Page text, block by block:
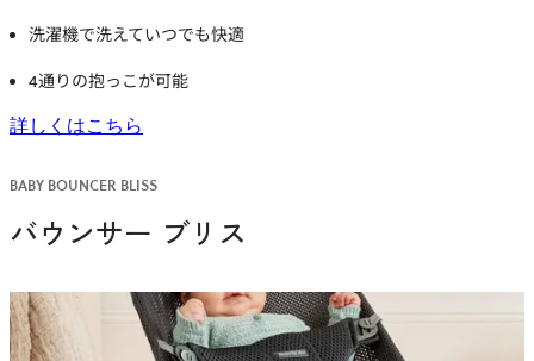
洗濯機で洗えていつでも快適
4通りの抱っこが可能
詳しくはこちら
BABY BOUNCER BLISS
バウンサー ブリス
バウンサーBliss（ブリス）
メッシュ, アンスラサイト
￥29,700